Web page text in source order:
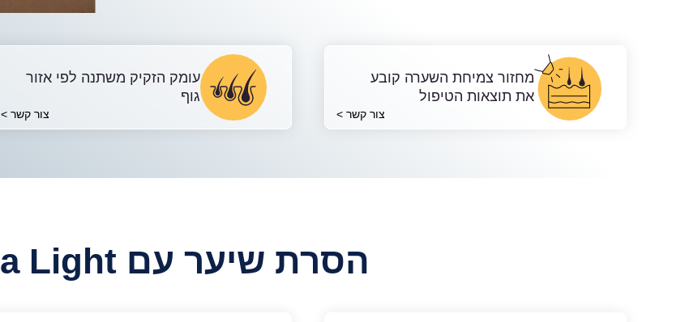
מחזור צמיחת השערה קובע
את תוצאות הטיפול
צור קשר >
עומק הזקיק משתנה לפי אזור
גוף
צור קשר >
הסרת שיער עם Forma Light